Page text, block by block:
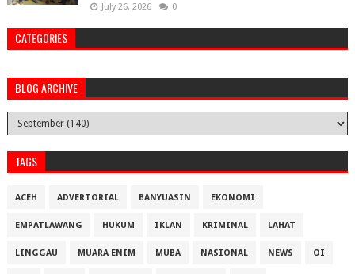
July 26, 2026 0
CATEGORIES
BLOG ARCHIVE
TAGS
ACEH ADVERTORIAL BANYUASIN EKONOMI
EMPATLAWANG HUKUM IKLAN KRIMINAL LAHAT
LINGGAU MUARA ENIM MUBA NASIONAL NEWS OI